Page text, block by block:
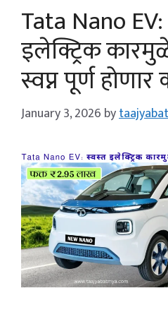
Tata Nano
इलेक्ट्रिक
स्वप्न पूर्ण होणार
January 3, 2026 by